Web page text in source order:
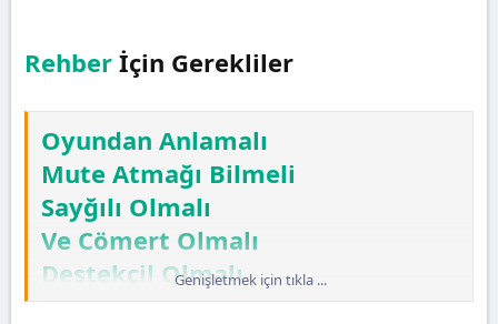
Rehber İçin Gerekliler
Oyundan Anlamalı
Mute Atmağı Bilmeli
Sayğılı Olmalı
Ve Cömert Olmalı
Destekcil Olmalı
Komik Olmalı
Genişletmek için tıkla ...